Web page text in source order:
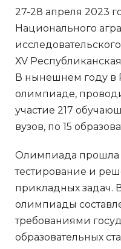
27-28 апреля 2023
Национального
ХV
В нынешнем году в
олимпиаде,
участие 217
вузов, по 15
Олимпиада прошла
тестирование и
прикладных задач.
олимпиады
требованиями
образовательных